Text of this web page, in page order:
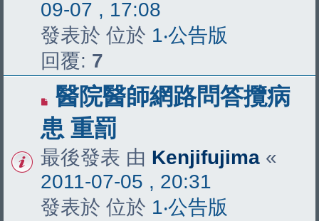
09-07 , 17:08
發表於 位於 1‧公告版
回覆: 7
醫院醫師網路問答攬病
患 重罰
最後發表 由 Kenjifujima «
2011-07-05 , 20:31
發表於 位於 1‧公告版